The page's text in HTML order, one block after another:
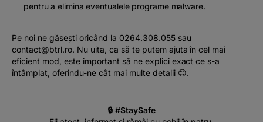
pentru a elimina eventualele programe malware.
Pe noi ne găsești oricând la 0264.308.055 sau
contact@btrl.ro. Nu uita, ca să te putem ajuta în cel mai
eficient mod, este important să ne explici exact ce s-a
întâmplat, oferindu-ne cât mai multe detalii 😊.
🔒 #StaySafe